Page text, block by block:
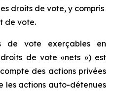
droits de vote, y compris
de vote.
de vote exerçables en
de vote «nets ») est
des actions privées
les actions auto-détenues